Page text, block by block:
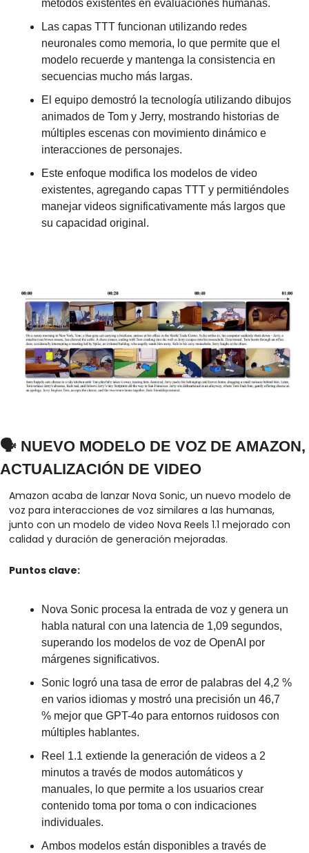
métodos existentes en evaluaciones humanas.
Las capas TTT funcionan utilizando redes
neuronales como memoria, lo que permite que el
modelo recuerde y mantenga la consistencia en
secuencias mucho más largas.
El equipo demostró la tecnología utilizando dibujos
animados de Tom y Jerry, mostrando historias de
múltiples escenas con movimiento dinámico e
interacciones de personajes.
Este enfoque modifica los modelos de video
existentes, agregando capas TTT y permitiéndoles
manejar videos significativamente más largos que
su capacidad original.
🗣️ NUEVO MODELO DE VOZ DE AMAZON,
ACTUALIZACIÓN DE VIDEO
Amazon acaba de lanzar Nova Sonic, un nuevo modelo de
voz para interacciones de voz similares a las humanas,
junto con un modelo de video Nova Reels 1.1 mejorado con
calidad y duración de generación mejoradas.
Puntos clave:
Nova Sonic procesa la entrada de voz y genera un
habla natural con una latencia de 1,09 segundos,
superando los modelos de voz de OpenAI por
márgenes significativos.
Sonic logró una tasa de error de palabras del 4,2 %
en varios idiomas y mostró una precisión un 46,7
% mejor que GPT-4o para entornos ruidosos con
múltiples hablantes.
Reel 1.1 extiende la generación de videos a 2
minutos a través de modos automáticos y
manuales, lo que permite a los usuarios crear
contenido toma por toma o con indicaciones
individuales.
Ambos modelos están disponibles a través de